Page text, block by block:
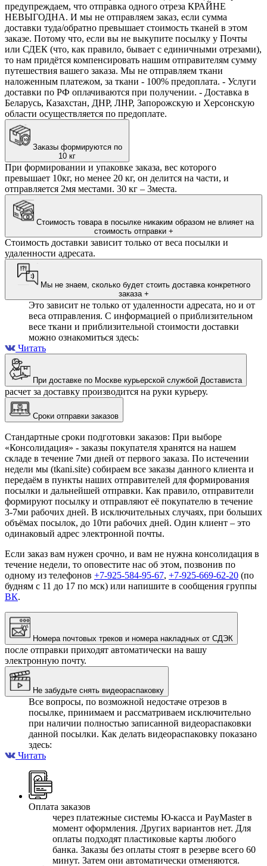
предупреждаем, что отправка одного отреза КРАЙНЕ
НЕВЫГОДНА. И мы не отправляем заказ, если сумма
доставки туда/обратно превышает стоимость тканей в этом
заказе. Потому что, если вы не выкупите посылку у Почты
или СДЕК (что, как правило, бывает с единичными отрезами),
то нам придётся компенсировать нашим отправителям сумму
путешествия вашего заказа. Мы не отправляем ткани
наложенным платежом, за ткани - 100% предоплата. - Услуги
доставки по РФ оплачиваются при получении. - Доставка в
Беларусь, Казахстан, ДНР, ЛНР, Запорожскую и Херсонскую
области осуществляется по предоплате.
Заказы формируются по
10 кг
При формировании и упаковке заказа, вес которого
превышает 10кг, но менее 20 кг, он делится на части, и
отправляется 2мя местами. 30 кг – 3места.
стоимость отправки +
Стоимость доставки зависит только от веса посылки и
удаленности адресата.
Мы не знаем, сколько будет стоить доставка конкретного
заказа +
Это зависит не только от удаленности адресата, но и от
веса отправления. С информацией о приблизительном
весе ткани и приблизительной стоимости доставки
можно ознакомиться здесь:
Читать
При доставке по Москве курьерской службой Достависта
расчет за доставку производится на руки курьеру.
Сроки отправки заказов
Стандартные сроки подготовки заказов: При выборе
«Консолидация» - заказы покупателя хранятся на нашем
складе в течение 7ми дней от первого заказа. По истечении
недели мы (tkani.site) собираем все заказы данного клиента и
передаём в пункты наших отправителей для формирования
посылки и дальнейшей отправки. Как правило, отправители
формируют посылку и отправляют её покупателю в течение
3-7ми рабочих дней. В исключительных случаях, при больших
объёмах посылок, до 10ти рабочих дней. Один клиент – это
одинаковый адрес электронной почты.
Если заказ вам нужен срочно, и вам не нужна консолидация в
течение недели, то оповестите нас об этом, позвонив по
одному из телефонов +7-925-584-95-67, +7-925-669-62-20 (по
будням с 11 до 17 по мск) или напишите в сообщения группы
ВК.
Номера почтовых треков и номера накладных от СДЭК
после отправки приходят автоматически на вашу
электронную почту.
Не забудьте снять видеораспаковку
Все вопросы, по возможной недостаче отрезов в
посылке, принимаем и рассматриваем исключительно
при наличии полностью записанной видеораспаковки
данной посылки. Как делать видеораспаковку показано
здесь:
Читать
Оплата заказов
через платежные системы Ю-касса и PayMaster в
момент оформления. Других вариантов нет. Для
оплаты подходят пластиковые карты любого
банка. Заказы без оплаты стоят в резерве всего 60
минут. Затем они автоматически отменяются.